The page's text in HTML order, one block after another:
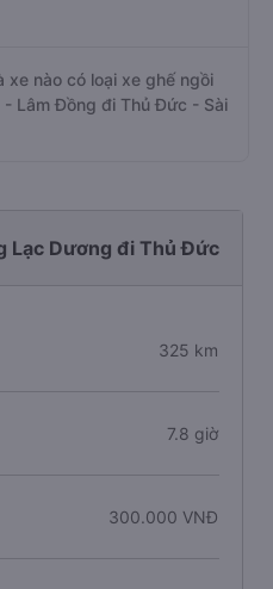
xe nào có loại xe ghế ngồi
Lâm Đồng đi Thủ Đức - Sài
Lạc Dương đi Thủ Đức
325 km
7.8 giờ
300.000 VNĐ